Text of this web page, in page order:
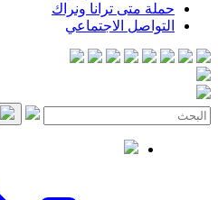
ترانا ونراك
الاجتماعي